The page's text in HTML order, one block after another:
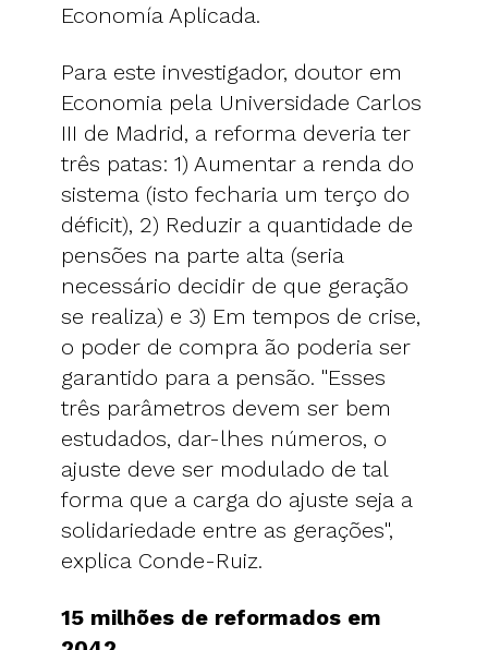
Economía Aplicada.
Para este investigador, doutor em
Economia pela Universidade Carlos
III de Madrid, a reforma deveria ter
três patas: 1) Aumentar a renda do
sistema (isto fecharia um terço do
déficit), 2) Reduzir a quantidade de
pensões na parte alta (seria
necessário decidir de que geração
se realiza) e 3) Em tempos de crise,
o poder de compra ão poderia ser
garantido para a pensão. "Esses
três parâmetros devem ser bem
estudados, dar-lhes números, o
ajuste deve ser modulado de tal
forma que a carga do ajuste seja a
solidariedade entre as gerações",
explica Conde-Ruiz.
15 milhões de reformados em